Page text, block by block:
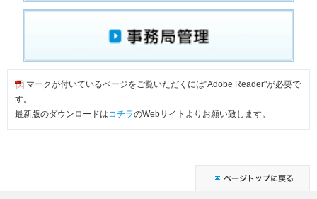
マークが付いているページをご覧いただくには"Adobe Reader"が必要で
す。
最新版のダウンロードはコチラのWebサイトよりお願い致します。